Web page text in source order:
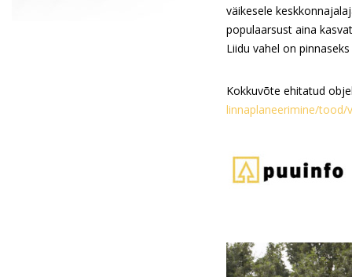
väikesele
populaarsust aina
Liidu vahel on
Kokkuvõte ehitatud
linnaplaneerimine/tood/